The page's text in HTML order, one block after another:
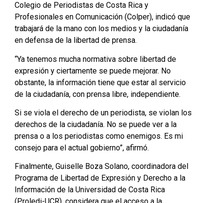
Colegio de Periodistas de Costa Rica y
Profesionales en Comunicación (Colper), indicó que
trabajará de la mano con los medios y la ciudadanía
en defensa de la libertad de prensa.
“Ya tenemos mucha normativa sobre libertad de
expresión y ciertamente se puede mejorar. No
obstante, la información tiene que estar al servicio
de la ciudadanía, con prensa libre, independiente.
Si se viola el derecho de un periodista, se violan los
derechos de la ciudadanía. No se puede ver a la
prensa o a los periodistas como enemigos. Es mi
consejo para el actual gobierno”, afirmó.
Finalmente, Guiselle Boza Solano, coordinadora del
Programa de Libertad de Expresión y Derecho a la
Información de la Universidad de Costa Rica